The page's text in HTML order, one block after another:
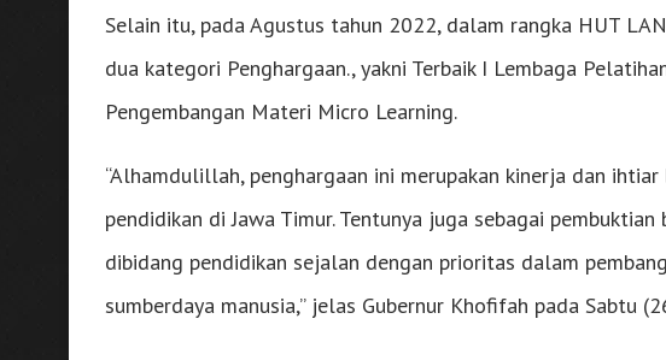
Selain itu, pada Agustus tahun 2022, dalam rangka HUT
dua kategori Penghargaan., yakni Terbaik I Lembaga
Pengembangan Materi Micro Learning.
“Alhamdulillah, penghargaan ini merupakan kinerja dan
pendidikan di Jawa Timur. Tentunya juga sebagai
dibidang pendidikan sejalan dengan prioritas dalam
sumberdaya manusia,” jelas Gubernur Khofifah pada Sabtu